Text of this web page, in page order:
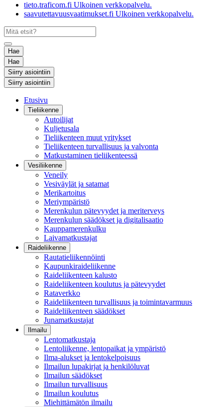
tieto.traficom.fi Ulkoinen verkkopalvelu.
saavutettavuusvaatimukset.fi Ulkoinen verkkopalvelu.
Hae
Hae
Siirry asiointiin
Siirry asiointiin
Etusivu
Tieliikenne
Autoilijat
Kuljetusala
Tieliikenteen muut yritykset
Tieliikenteen turvallisuus ja valvonta
Matkustaminen tieliikenteessä
Vesiliikenne
Veneily
Vesiväylät ja satamat
Merikartoitus
Meriympäristö
Merenkulun pätevyydet ja meriterveys
Merenkulun säädökset ja digitalisaatio
Kauppamerenkulku
Laivamatkustajat
Raideliikenne
Rautatieliikennöinti
Kaupunkiraideliikenne
Raideliikenteen kalusto
Raideliikenteen koulutus ja pätevyydet
Rataverkko
Raideliikenteen turvallisuus ja toimintavarmuus
Raideliikenteen säädökset
Junamatkustajat
Ilmailu
Lentomatkustaja
Lentoliikenne, lentopaikat ja ympäristö
Ilma-alukset ja lentokelpoisuus
Ilmailun lupakirjat ja henkilöluvat
Ilmailun säädökset
Ilmailun turvallisuus
Ilmailun koulutus
Miehittämätön ilmailu